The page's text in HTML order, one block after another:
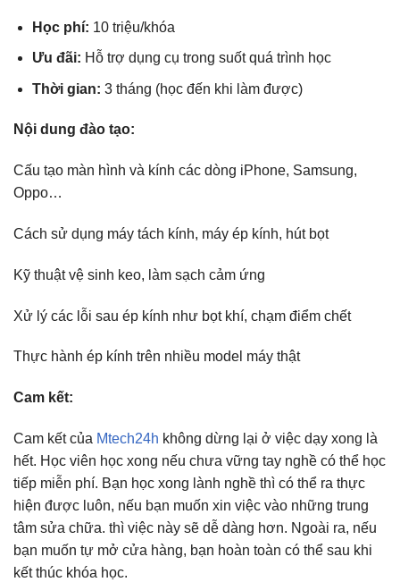
Học phí: 10 triệu/khóa
Ưu đãi: Hỗ trợ dụng cụ trong suốt quá trình học
Thời gian: 3 tháng (học đến khi làm được)
Nội dung đào tạo:
Cấu tạo màn hình và kính các dòng iPhone, Samsung,
Oppo…
Cách sử dụng máy tách kính, máy ép kính, hút bọt
Kỹ thuật vệ sinh keo, làm sạch cảm ứng
Xử lý các lỗi sau ép kính như bọt khí, chạm điểm chết
Thực hành ép kính trên nhiều model máy thật
Cam kết:
Cam kết của Mtech24h không dừng lại ở việc dạy xong là
hết. Học viên học xong nếu chưa vững tay nghề có thể học
tiếp miễn phí. Bạn học xong lành nghề thì có thể ra thực
hiện được luôn, nếu bạn muốn xin việc vào những trung
tâm sửa chữa. thì việc này sẽ dễ dàng hơn. Ngoài ra, nếu
bạn muốn tự mở cửa hàng, bạn hoàn toàn có thể sau khi
kết thúc khóa học.